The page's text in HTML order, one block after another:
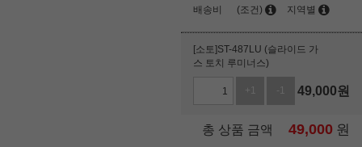
배송비
(조건) 지역별
[소토]ST-487LU (슬라이드 가
스 토치 루미너스)
+1 -1 49,000원
총 상품 금액 49,000 원